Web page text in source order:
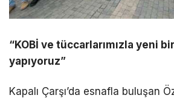
“KOBİ ve tüccarlarımızla yeni
yapıyoruz”
Kapalı Çarşı’da esnafla buluşan